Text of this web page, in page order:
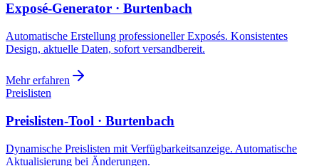
Exposé-Generator · Burtenbach
Automatische Erstellung professioneller Exposés. Konsistentes
Design, aktuelle Daten, sofort versandbereit.
Mehr erfahren
Preislisten
Preislisten-Tool · Burtenbach
Dynamische Preislisten mit Verfügbarkeitsanzeige. Automatische
Aktualisierung bei Änderungen.